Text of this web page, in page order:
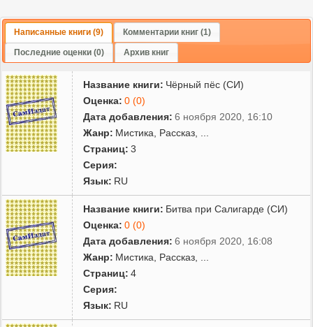
Написанные книги (9) Комментарии книг (1)
Последние оценки (0) Архив книг
Название книги: Чёрный пёс (СИ)
Оценка: 0 (0)
Дата добавления: 6 ноября 2020, 16:10
Жанр: Мистика Рассказ
Страниц: 3
Серия:
Язык: RU
Название книги: Битва при Салигарде (СИ)
Оценка: 0 (0)
Дата добавления: 6 ноября 2020, 16:08
Жанр: Мистика Рассказ
Страниц: 4
Серия:
Язык: RU